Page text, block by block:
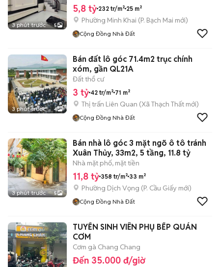
3 phút trước 5
5,8 tỷ 232 tr/m² 25 m²
Phường Minh Khai (P. Bạch Mai mới)
Cộng Đồng Nhà Đất
3 phút trước 4
Bán đất lô góc 71.4m2 trục chính
xóm, gần QL21A
Đất thổ cư
3 tỷ 42 tr/m² 71 m²
Thị trấn Liên Quan (Xã Thạch Thất mới)
Cộng Đồng Nhà Đất
3 phút trước 5
Bán nhà lô góc 3 mặt ngõ ô tô tránh
Xuân Thủy, 33m2, 5 tầng, 11.8 tỷ
Nhà mặt phố, mặt tiền
11,8 tỷ 358 tr/m² 33 m²
Phường Dịch Vọng (P. Cầu Giấy mới)
Cộng Đồng Nhà Đất
TUYỂN SINH VIÊN PHỤ BẾP QUÁN
CƠM
Cơm gà Chang Chang
Đến 35.000 đ/giờ